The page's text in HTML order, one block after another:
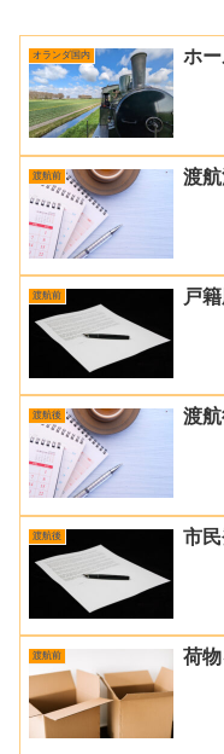
オランダ国内 ホ
渡航前 渡
渡航前 戸
渡航後 渡
渡航後 市
渡航前 荷